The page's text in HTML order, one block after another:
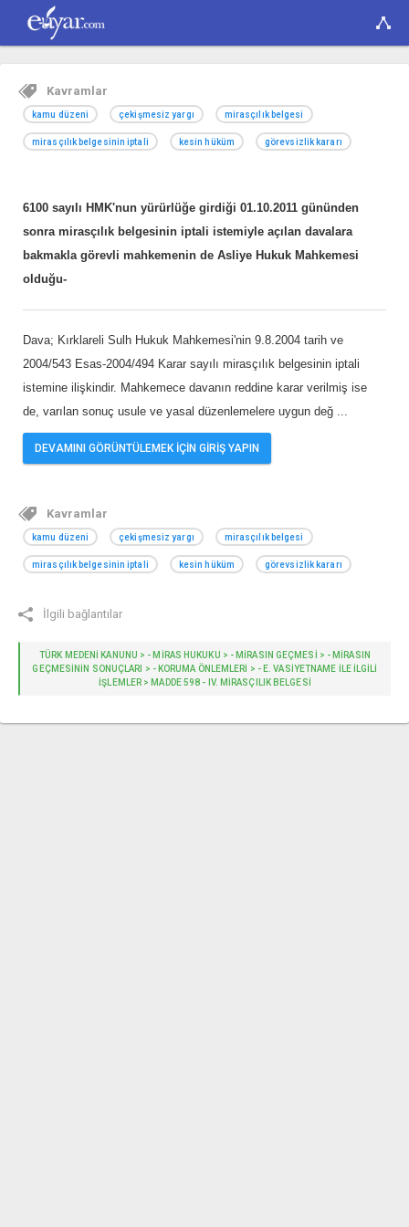
Kavramlar
kamu düzeni çekişmesiz yargı mirasçılık belgesi
mirasçılık belgesinin iptali kesin hüküm görevsizlik kararı
6100 sayılı HMK'nun yürürlüğe girdiği 01.10.2011 gününden
sonra mirasçılık belgesinin iptali istemiyle açılan davalara
bakmakla görevli mahkemenin de Asliye Hukuk Mahkemesi
olduğu-
Dava; Kırklareli Sulh Hukuk Mahkemesi'nin 9.8.2004 tarih ve
2004/543 Esas-2004/494 Karar sayılı mirasçılık belgesinin iptali
istemine ilişkindir. Mahkemece davanın reddine karar verilmiş ise
de, varılan sonuç usule ve yasal düzenlemelere uygun değ ...
DEVAMINI GÖRÜNTÜLEMEK İÇİN GİRİŞ YAPIN
Kavramlar
kamu düzeni çekişmesiz yargı mirasçılık belgesi
mirasçılık belgesinin iptali kesin hüküm görevsizlik kararı
İlgili bağlantılar
TÜRK MEDENİ KANUNU > - MIRAS HUKUKU > - MİRASIN GEÇMESİ > - MİRASIN
GEÇMESİNİN SONUÇLARI > - KORUMA ÖNLEMLERİ > - E. VASIYETNAME ILE ILGILI
IŞLEMLER > MADDE 598 - IV. MIRASÇILIK BELGESI